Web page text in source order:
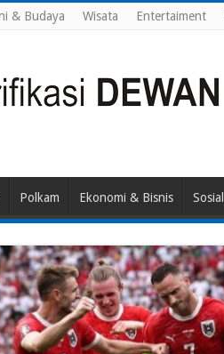
& Budaya Wisata Entertaiment
Polkam Ekonomi & Bisnis Sosial